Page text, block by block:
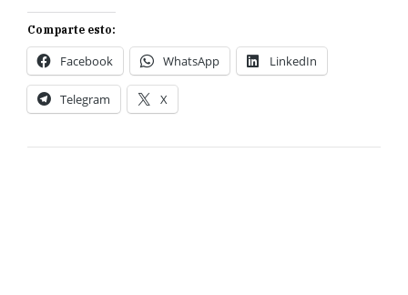
Comparte esto:
Facebook WhatsApp LinkedIn
Telegram X